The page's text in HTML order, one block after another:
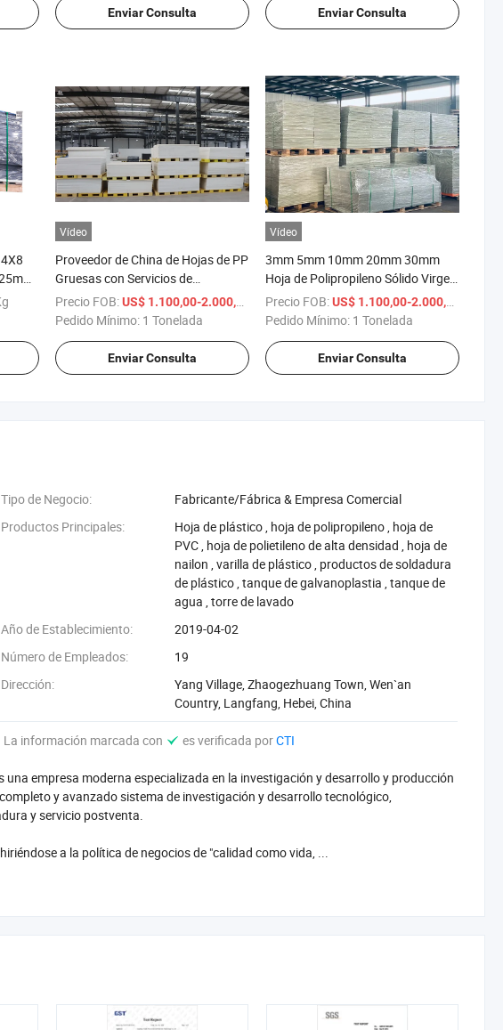
Enviar Consulta Enviar Consulta
Vídeo
Proveedor de China de Hojas de PP
Gruesas con Servicios de
Procesamiento Cortante Directo al
Por Mayor 15mm
Precio FOB:US$ 1.100,00-2.000,00
/ Tonelada
Pedido Mínimo: 1 Tonelada
Enviar Consulta
Vídeo
3mm 5mm 10mm 20mm 30mm
Hoja de Polipropileno Sólido Virgen
Grueso
Precio FOB:US$ 1.100,00-2.000,00
Pedido Mínimo: 1 Tonelada
Enviar Consulta
Tipo de Negocio:
Fabricante/Fábrica & Empresa Comercial
Productos Principales:
‪Hoja de plástico‬, ‪hoja de polipropileno‬, ‪hoja de
PVC‬, ‪hoja de polietileno de alta densidad‬ , ‪hoja de
nailon‬ ,‪varilla de plástico‬, ‪productos de soldadura
de plástico‬,‪tanque de galvanoplastia‬ ,‪tanque de
agua‬ ,‪torre de lavado‬
Año de Establecimiento:
2019-04-02
Número de Empleados:
19
Dirección:
Yang Village, Zhaogezhuang Town, Wen`an
Country, Langfang, Hebei, China
La información marcada con es verificada porCTI
empresa moderna especializada en la investigación y desarrollo y producción
y avanzado sistema de investigación y desarrollo tecnológico,
y servicio postventa.
a la política de negocios de "calidad como vida, ...